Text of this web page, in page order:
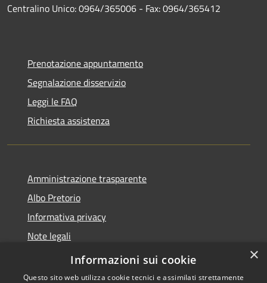
Centralino Unico: 0964/365006 - Fax: 0964/365412
Prenotazione appuntamento
Segnalazione disservizio
Leggi le FAQ
Richiesta assistenza
Amministrazione trasparente
Albo Pretorio
Informativa privacy
Note legali
Dichiarazione di accessibilità
×
Informazioni sui cookie
Questo sito web utilizza cookie tecnici e assimilati strettamente